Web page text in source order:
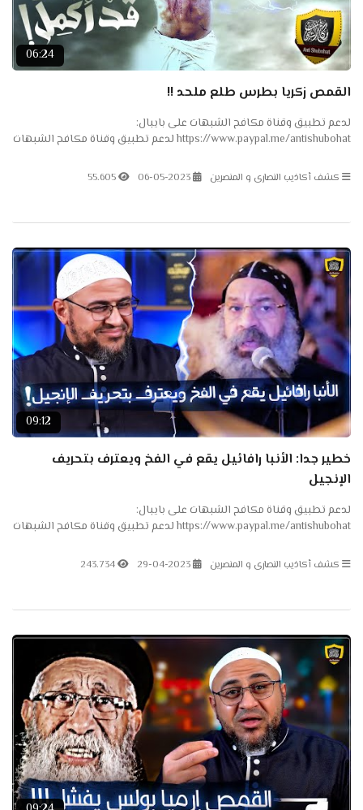
06:24
القمص زكريا بطرس طلع ملحد !!
لدعم تطبيق وقناة مكافح الشبهات على بايبال:
https://www.paypal.me/antishubohat لدعم تطبيق وقناة مكافح الشبهات
فودافون...
كشف أكاذيب النصارى و المنصرين 06-05-2023
55.605
09:12
خطير جدا: الأنبا رافائيل يقع في الفخ ويعترف بتحريف
الإنجيل
لدعم تطبيق وقناة مكافح الشبهات على بايبال:
https://www.paypal.me/antishubohat لدعم تطبيق وقناة مكافح الشبهات
فودافون...
كشف أكاذيب النصارى و المنصرين 29-04-2023
243.734